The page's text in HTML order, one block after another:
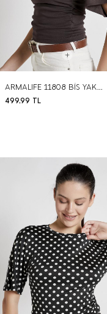
BEDEN SEÇ
ARMALIFE 11808 BİS YAKA YARIM KOL BÜZGÜ DETAYLI KADIN T-SHIRT
499,99 TL